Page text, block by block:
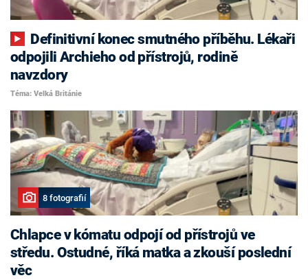
odpojili Archieho od přístrojů, rodině
navzdory
Téma: Velká Británie
8 fotografií
Chlapce v kómatu odpojí od přístrojů ve
středu. Ostudné, říká matka a zkouší poslední
věc